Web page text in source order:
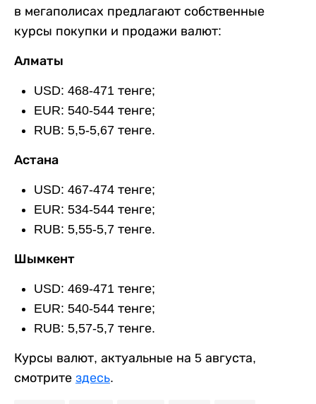
в мегаполисах предлагают собственные
курсы покупки и продажи валют:
Алматы
USD: 468-471 тенге;
EUR: 540-544 тенге;
RUB: 5,5-5,67 тенге.
Астана
USD: 467-474 тенге;
EUR: 534-544 тенге;
RUB: 5,55-5,7 тенге.
Шымкент
USD: 469-471 тенге;
EUR: 540-544 тенге;
RUB: 5,57-5,7 тенге.
Курсы валют, актуальные на 5 августа,
смотрите здесь.